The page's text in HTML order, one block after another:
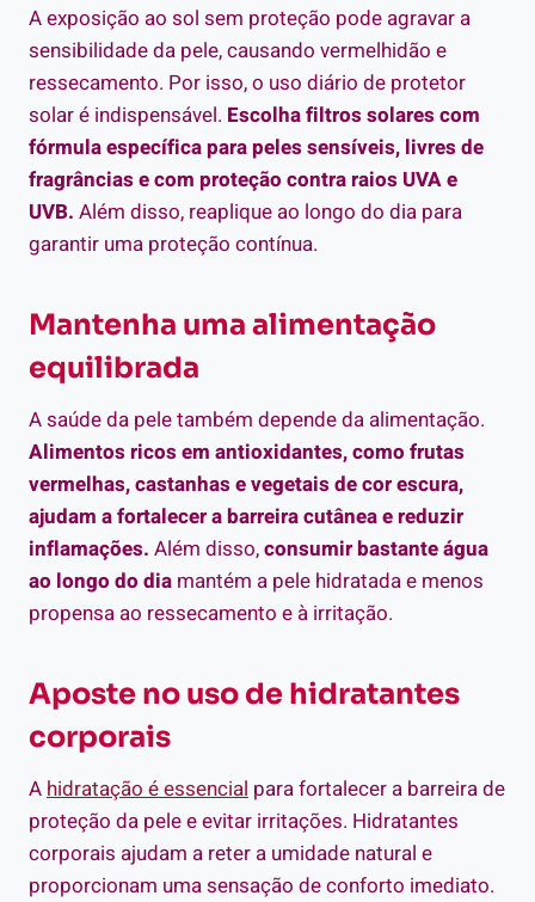
A exposição ao sol sem proteção pode agravar a
sensibilidade da pele, causando vermelhidão e
ressecamento. Por isso, o uso diário de protetor
solar é indispensável. Escolha filtros solares com
fórmula específica para peles sensíveis, livres de
fragrâncias e com proteção contra raios UVA e
UVB. Além disso, reaplique ao longo do dia para
garantir uma proteção contínua.
Mantenha uma alimentação
equilibrada
A saúde da pele também depende da alimentação.
Alimentos ricos em antioxidantes, como frutas
vermelhas, castanhas e vegetais de cor escura,
ajudam a fortalecer a barreira cutânea e reduzir
inflamações. Além disso,consumir bastante água
ao longo do dia mantém a pele hidratada e menos
propensa ao ressecamento e à irritação.
Aposte no uso de hidratantes
corporais
A hidratação é essencial para fortalecer a barreira de
proteção da pele e evitar irritações. Hidratantes
corporais ajudam a reter a umidade natural e
proporcionam uma sensação de conforto imediato.